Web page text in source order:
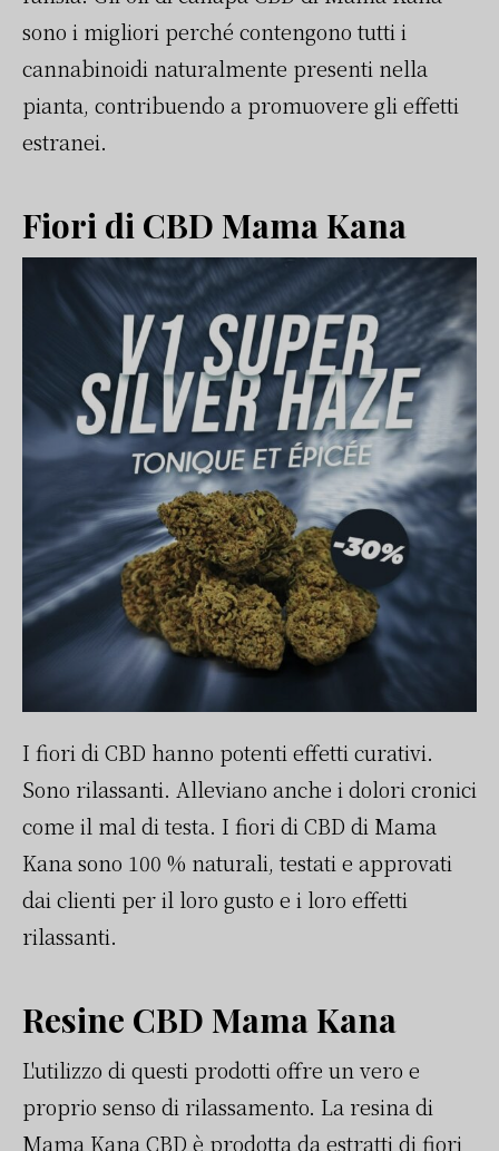
sono i migliori perché contengono tutti i
cannabinoidi naturalmente presenti nella
pianta, contribuendo a promuovere gli effetti
estranei.
Fiori di CBD Mama Kana
I fiori di CBD hanno potenti effetti curativi.
Sono rilassanti. Alleviano anche i dolori cronici
come il mal di testa. I fiori di CBD di Mama
Kana sono 100 % naturali, testati e approvati
dai clienti per il loro gusto e i loro effetti
rilassanti.
Resine CBD Mama Kana
L'utilizzo di questi prodotti offre un vero e
proprio senso di rilassamento. La resina di
Mama Kana CBD è prodotta da estratti di fiori